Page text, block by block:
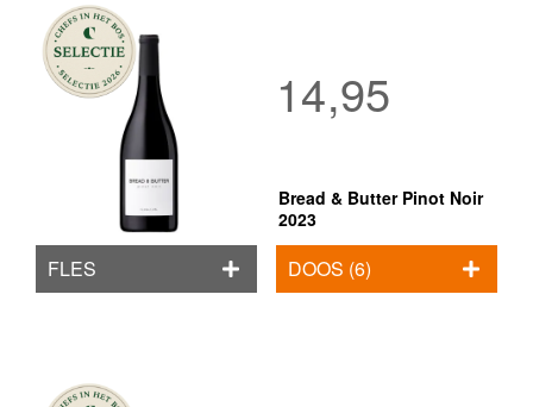
Bread & Butter Pinot Noir
2023
14,95
FLES DOOS (6)